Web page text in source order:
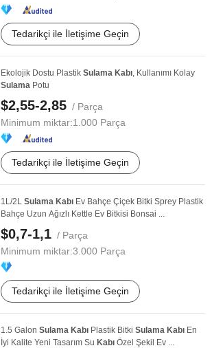
Tedarikçi ile İletişime Geçin
Ekolojik Dostu Plastik Sulama Kabı, Kullanımı Kolay
Sulama Potu
$2,55-2,85 / Parça
Minimum miktar:1.000 Parça
Tedarikçi ile İletişime Geçin
1L/2L Sulama Kabı Ev Bahçe Çiçek Bitki Sprey Plastik
Bahçe Uzun Ağızlı Kettle Ev Bitkisi Bonsai ...
$0,7-1,1 / Parça
Minimum miktar:3.000 Parça
Tedarikçi ile İletişime Geçin
1.5 Galon Sulama Kabı Plastik Bitki Sulama Kabı En
İyi Kalite Yeni Tasarım Su Kabı Özel Şekil Ev ...